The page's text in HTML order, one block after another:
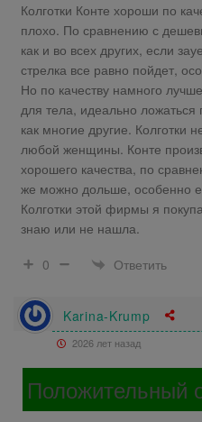
Колготки Конте хороши по
плохо. По сравнению с
как и во всех других, если
стрелка все равно пойдет,
Но по качеству намного
для тела, идеально ложаться
как многие другие. Колготки
любой женщины. Конте
хорошего качества, по
же можно дольше, особенно
Колготки этой фирмы я
знаю или не нашла.
0
Ответить
Karina-Krump
2026 лет назад
Положительный